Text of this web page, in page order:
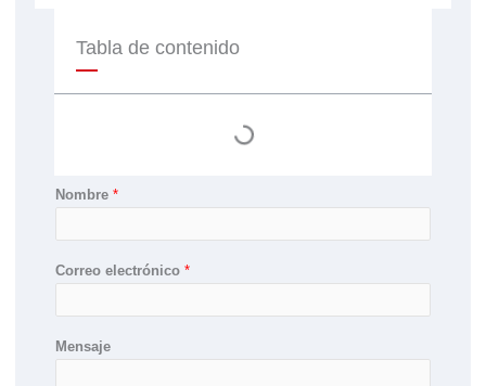
u
b
e
s
p
Tabla de contenido
Nombre *
Correo electrónico *
Mensaje